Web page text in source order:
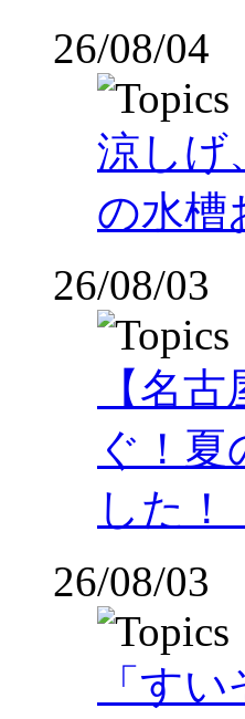
26/08/04
涼しげ
の水槽
26/08/03
【名
ぐ！
した！
26/08/03
「す